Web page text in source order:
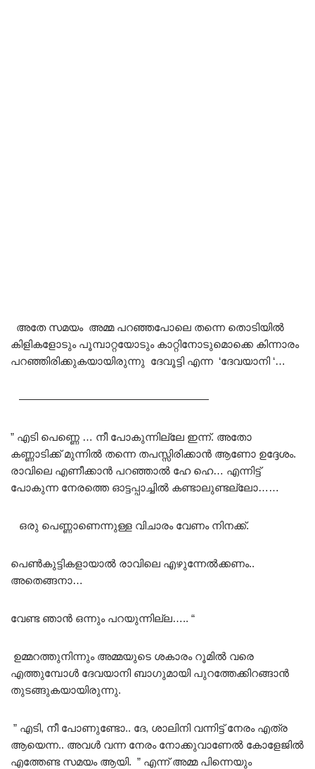
അതേ സമയം അമ്മ പറഞ്ഞപോലെ തന്നെ തൊടിയിൽ
കിളികളോടും പൂമ്പാറ്റയോടും കാറ്റിനോടുമൊക്കെ കിന്നാരം
പറഞ്ഞിരിക്കുകയായിരുന്നു ദേവൂട്ടി എന്ന ‘ദേവയാനി ‘…
——————————————————
” എടി പെണ്ണെ … നീ പോകുന്നില്ലേ ഇന്ന്. അതോ
കണ്ണാടിക്ക് മുന്നിൽ തന്നെ തപസ്സിരിക്കാൻ ആണോ ഉദ്ദേശം.
രാവിലെ എണീക്കാൻ പറഞ്ഞാൽ ഹേ ഹെ… എന്നിട്ട്
പോകുന്ന നേരത്തെ ഓട്ടപ്പാച്ചിൽ കണ്ടാലുണ്ടല്ലോ……
ഒരു പെണ്ണാണെന്നുള്ള വിചാരം വേണം നിനക്ക്.
പെൺകുട്ടികളായാൽ രാവിലെ എഴുന്നേൽക്കണം..
അതെങ്ങനാ…
വേണ്ട ഞാൻ ഒന്നും പറയുന്നില്ല….. “
ഉമ്മറത്തുനിന്നും അമ്മയുടെ ശകാരം റൂമിൽ വരെ
എത്തുമ്പോൾ ദേവയാനി ബാഗുമായി പുറത്തേക്കിറങ്ങാൻ
തുടങ്ങുകയായിരുന്നു.
” എടി, നീ പോണുണ്ടോ.. ദേ, ശാലിനി വന്നിട്ട് നേരം എത്ര
ആയെന്ന.. അവൾ വന്ന നേരം നോക്കുവാണേൽ കോളേജിൽ
എത്തേണ്ട സമയം ആയി. ” എന്ന് അമ്മ പിന്നെയും